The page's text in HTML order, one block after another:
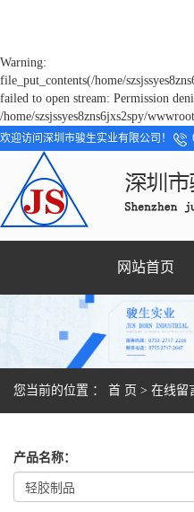
Warning:
file_put_contents(/home/
failed to open stream: Permission
/home/szsjssyes8zns6jxs2spy/
欢迎访问深圳市骏生实业有限公司！
网站首页
您当前的位置 ： 首 页 > 在线留
产品名称：